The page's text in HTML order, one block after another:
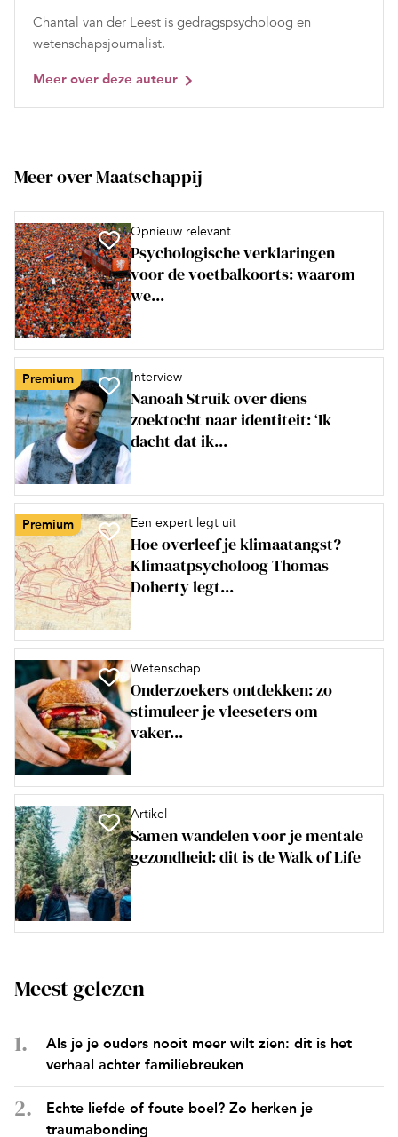
Chantal van der Leest is gedragspsycholoog en
wetenschapsjournalist.
Meer over deze auteur
Meer over Maatschappij
Opnieuw relevant
Psychologische verklaringen
voor de voetbalkoorts: waarom
we...
Premium Interview
Nanoah Struik over diens
zoektocht naar identiteit: ‘Ik
dacht dat ik...
Premium Een expert legt uit
Hoe overleef je klimaatangst?
Klimaatpsycholoog Thomas
Doherty legt...
Wetenschap
Onderzoekers ontdekken: zo
stimuleer je vleeseters om
vaker...
Artikel
Samen wandelen voor je mentale
gezondheid: dit is de Walk of Life
Meest gelezen
Als je je ouders nooit meer wilt zien: dit is het
verhaal achter familiebreuken
Echte liefde of foute boel? Zo herken je
traumabonding